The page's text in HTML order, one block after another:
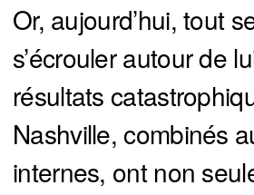
Or, aujourd’hui, tout
s’écrouler autour de
résultats
Nashville, combinés
internes, ont non